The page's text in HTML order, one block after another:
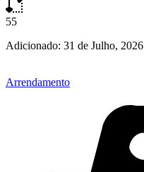
55
Adicionado: 31 de Julho, 2026
Arrendamento